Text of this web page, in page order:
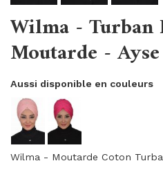
Wilma - Turban
Moutarde -
Aussi disponible en couleurs
Wilma - Moutarde Coton